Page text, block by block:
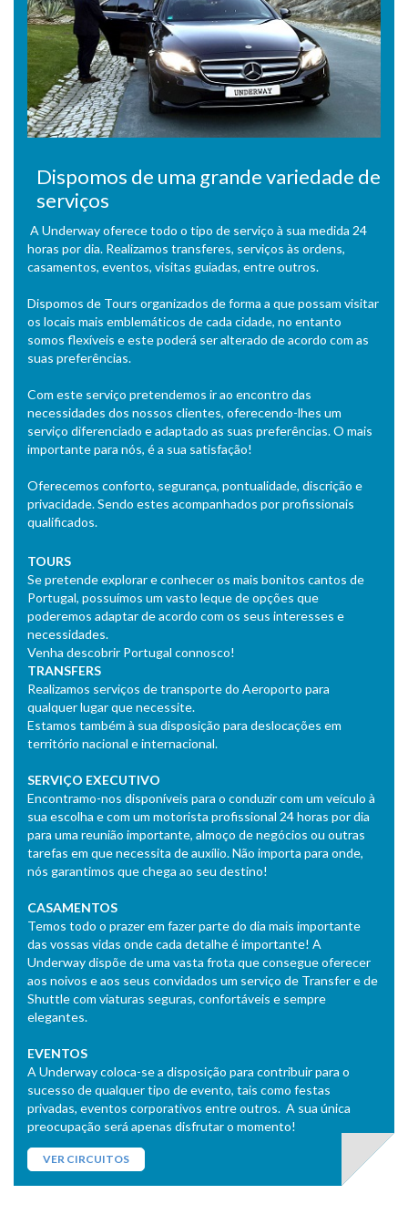
Dispomos de uma grande variedade de
serviços
A Underway oferece todo o tipo de serviço à sua medida 24
horas por dia. Realizamos transferes, serviços às ordens,
casamentos, eventos, visitas guiadas, entre outros.
Dispomos de Tours organizados de forma a que possam visitar
os locais mais emblemáticos de cada cidade, no entanto
somos flexíveis e este poderá ser alterado de acordo com as
suas preferências.
Com este serviço pretendemos ir ao encontro das
necessidades dos nossos clientes, oferecendo-lhes um
serviço diferenciado e adaptado as suas preferências. O mais
importante para nós, é a sua satisfação!
Oferecemos conforto, segurança, pontualidade, discrição e
privacidade. Sendo estes acompanhados por profissionais
qualificados.
TOURS
Se pretende explorar e conhecer os mais bonitos cantos de
Portugal, possuímos um vasto leque de opções que
poderemos adaptar de acordo com os seus interesses e
necessidades.
Venha descobrir Portugal connosco!
TRANSFERS
Realizamos serviços de transporte do Aeroporto para
qualquer lugar que necessite.
Estamos também à sua disposição para deslocações em
território nacional e internacional.
SERVIÇO EXECUTIVO
Encontramo-nos disponíveis para o conduzir com um veículo à
sua escolha e com um motorista profissional 24 horas por dia
para uma reunião importante, almoço de negócios ou outras
tarefas em que necessita de auxílio. Não importa para onde,
nós garantimos que chega ao seu destino!
CASAMENTOS
Temos todo o prazer em fazer parte do dia mais importante
das vossas vidas onde cada detalhe é importante! A
Underway dispõe de uma vasta frota que consegue oferecer
aos noivos e aos seus convidados um serviço de Transfer e de
Shuttle com viaturas seguras, confortáveis e sempre
elegantes.
EVENTOS
A Underway coloca-se a disposição para contribuir para o
sucesso de qualquer tipo de evento, tais como festas
privadas, eventos corporativos entre outros. A sua única
preocupação será apenas disfrutar o momento!
VER CIRCUITOS